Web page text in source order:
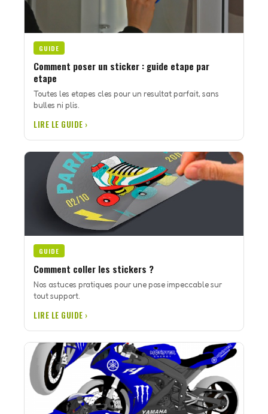
GUIDE
Comment poser un sticker : guide etape par
etape
Toutes les etapes cles pour un resultat parfait, sans
bulles ni plis.
LIRE LE GUIDE ›
GUIDE
Comment coller les stickers ?
Nos astuces pratiques pour une pose impeccable sur
tout support.
LIRE LE GUIDE ›